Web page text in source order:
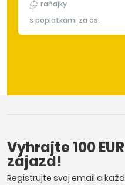
raňajky
s poplatkami za os.
Vyhrajte 100
zájazd!
Registrujte svoj email a